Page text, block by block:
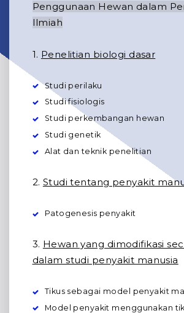
Penggunaan Hewan dalam
Ilmiah
1. Penelitian biologi dasar
Studi perilaku
Studi fisiologis
Studi perkembangan hewan
Studi genetik
Alat dan teknik penelitian
2. Studi tentang penyakit
Patogenesis penyakit
3. Hewan yang dimodifikasi
dalam studi penyakit manusia
Tikus sebagai model penyakit
Model penyakit menggunakan